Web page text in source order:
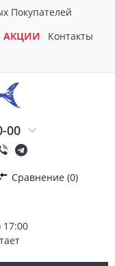
Покупателей
АКЦИИ
Контакты
00
17:00
Сравнение (0)